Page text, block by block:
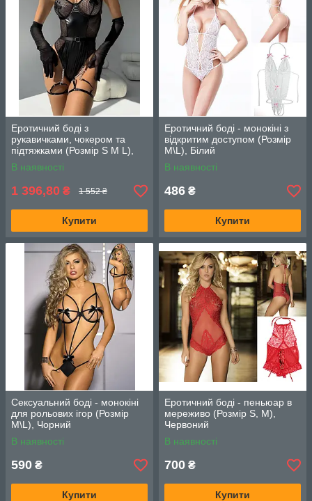
Еротичний боді з
рукавичками, чокером та
підтяжками (Розмір S M L),
Чорний
В наявності
1 396,80 ₴ 1 552 ₴
Купити
Еротичний боді - монокіні з
відкритим доступом (Розмір
M\L), Білий
В наявності
486 ₴
Купити
Сексуальний боді - монокіні
для рольових ігор (Розмір
M\L), Чорний
В наявності
590 ₴
Купити
Еротичний боді - пеньюар в
мереживо (Розмір S, M),
Червоний
В наявності
700 ₴
Купити